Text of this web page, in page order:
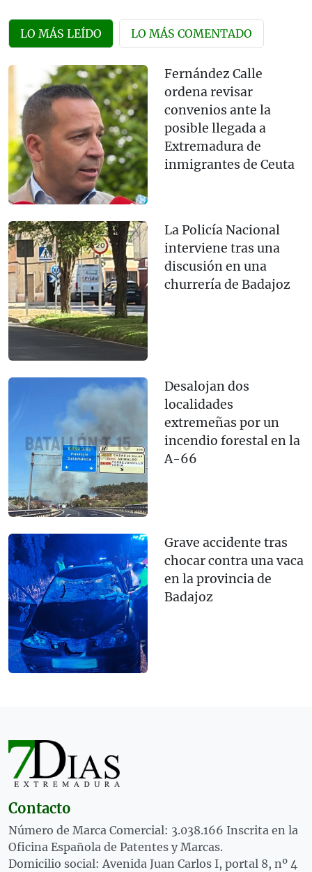
LO MÁS LEÍDO LO MÁS COMENTADO
Fernández Calle
ordena revisar
convenios ante la
posible llegada a
Extremadura de
inmigrantes de Ceuta
La Policía Nacional
interviene tras una
discusión en una
churrería de Badajoz
Desalojan dos
localidades
extremeñas por un
incendio forestal en la
A-66
Grave accidente tras
chocar contra una vaca
en la provincia de
Badajoz
Contacto
Número de Marca Comercial: 3.038.166 Inscrita en la
Oficina Española de Patentes y Marcas.
Domicilio social: Avenida Juan Carlos I, portal 8, nº 4